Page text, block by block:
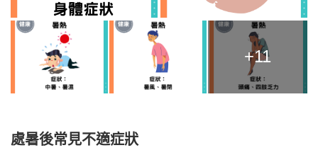
+11
處暑後常見不適症狀